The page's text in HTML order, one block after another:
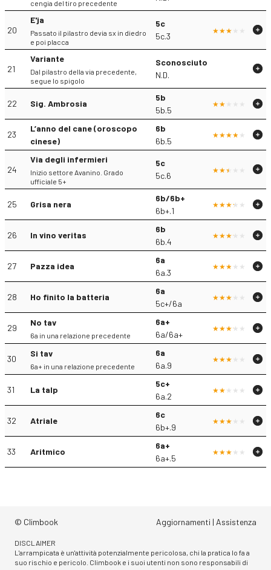
cengia del tiro precedente
20
E'ja
Passato il pilastro devia sx in diedro
e poi placca
5c
5c.3
21
Variante
Dal pilastro della via precedente,
segue lo spigolo
Sconosciuto
N.D.
22 Sig. Ambrosia
5b
5b.5
23
L’anno del cane (oroscopo
cinese)
6b
6b.5
24
Via degli infermieri
Inizio settore Avanino. Grado
ufficiale 5+
5c
5c.6
25 Grisa nera
6b/6b+
6b+.1
26 In vino veritas
6b
6b.4
27 Pazza idea
6a
6a.3
28 Ho finito la batteria
6a
5c+/6a
29
No tav
6a in una relazione precedente
6a+
6a/6a+
30
Si tav
6a+ in una relazione precedente
6a
6a.9
31 La talp
5c+
6a.2
32 Atriale
6c
6b+.9
33 Aritmico
6a+
6a+.5
© Climbook Aggiornamenti | Assistenza
DISCLAIMER
L'arrampicata è un'attività potenzialmente pericolosa, chi la pratica lo fa a
suo rischio e pericolo. Climbook e i suoi utenti non sono responsabili di